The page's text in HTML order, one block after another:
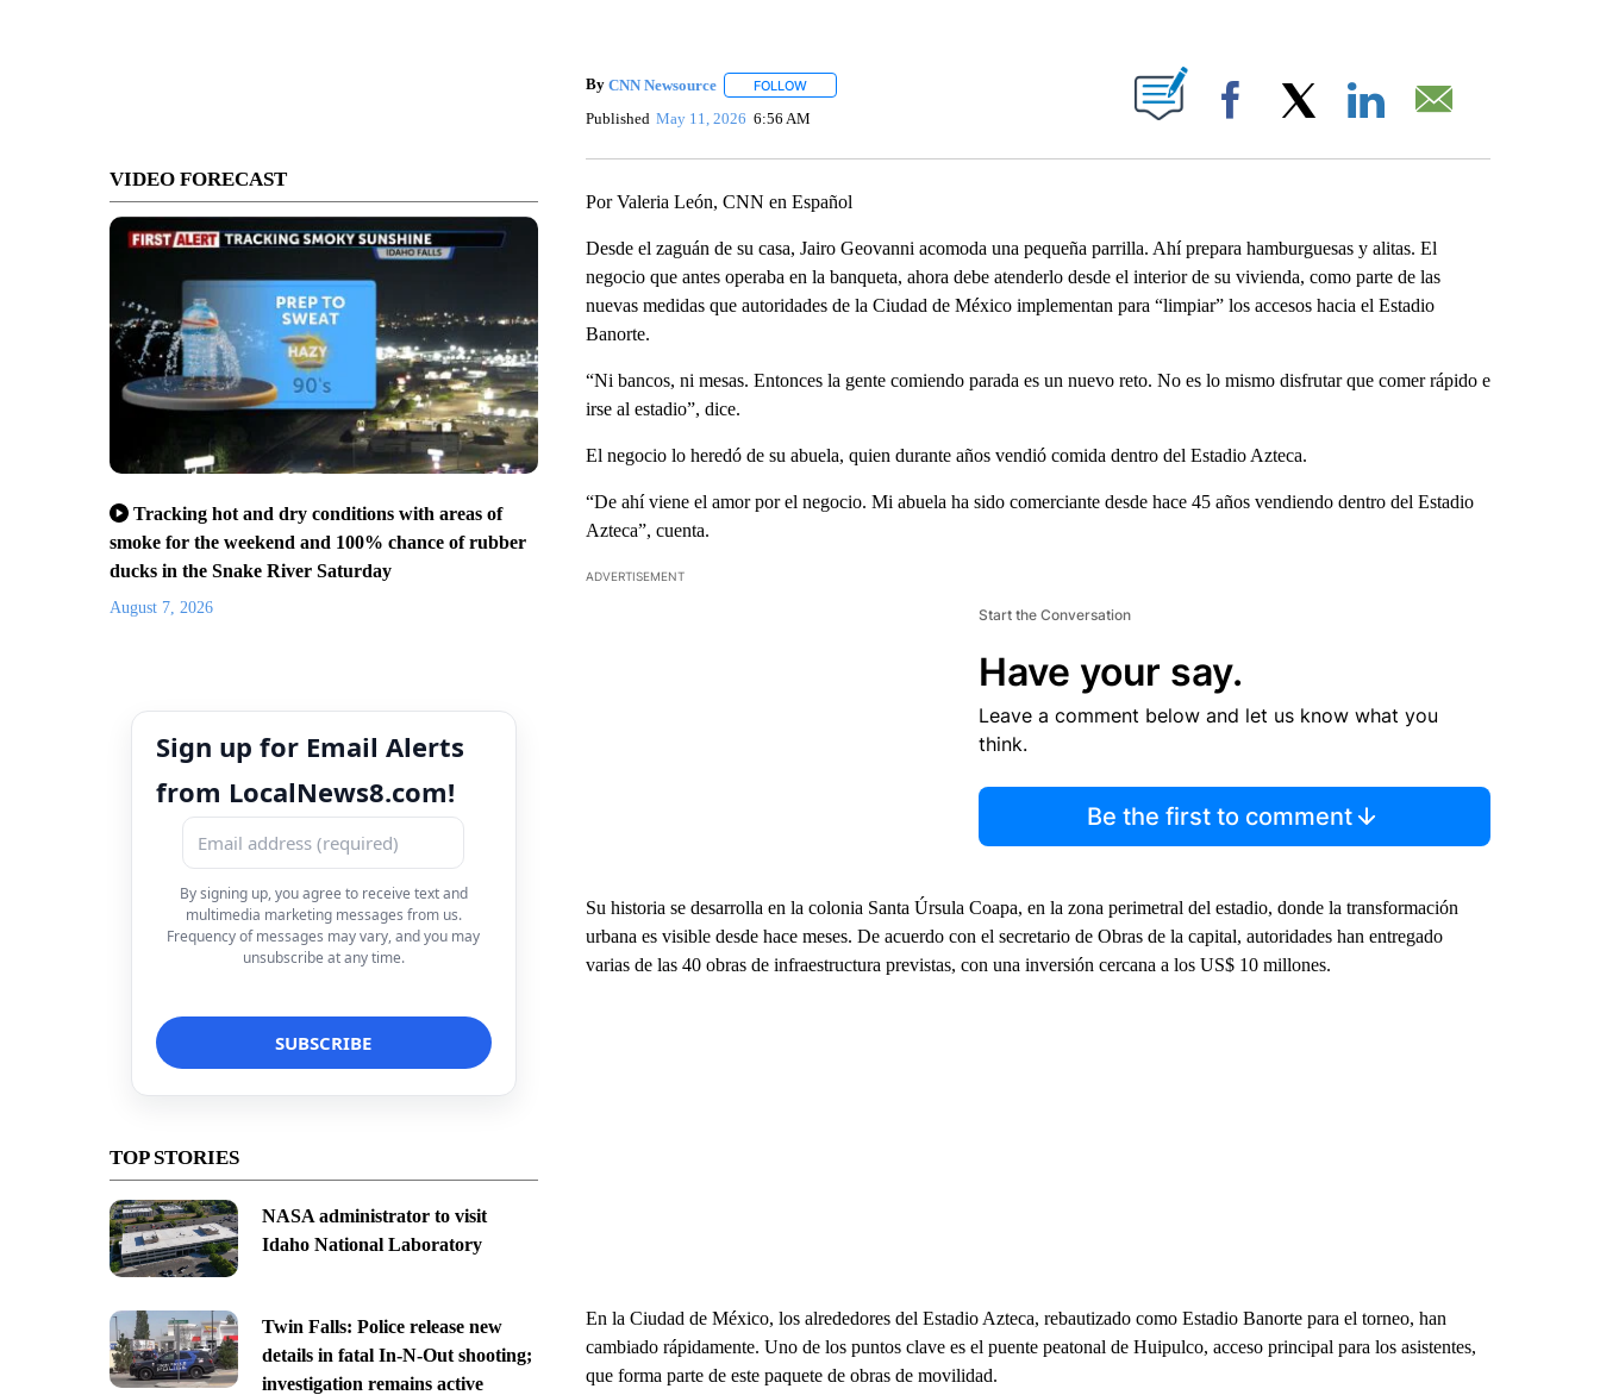
VIDEO FORECAST
Tracking hot and dry conditions with areas of
smoke for the weekend and 100% chance of rubber
ducks in the Snake River Saturday
August 7, 2026
Sign up for Email Alerts
from LocalNews8.com!
By signing up, you agree to receive text and
multimedia marketing messages from us.
Frequency of messages may vary, and you may
unsubscribe at any time.
TOP STORIES
NASA administrator to visit
Idaho National Laboratory
Twin Falls: Police release new
details in fatal In-N-Out shooting;
investigation remains active
By CNN Newsource FOLLOWFOLLOW "" TO RECEIVE NOTIFICATIONS ABOUT NEW PAGES ON "".
Published May 11, 2026 6:56 AM Facebook
Por Valeria León, CNN en Español
Desde el zaguán de su casa, Jairo Geovanni acomoda una pequeña parrilla. Ahí prepara hamburguesas y alitas. El
negocio que antes operaba en la banqueta, ahora debe atenderlo desde el interior de su vivienda, como parte de las
nuevas medidas que autoridades de la Ciudad de México implementan para “limpiar” los accesos hacia el Estadio
Banorte.
“Ni bancos, ni mesas. Entonces la gente comiendo parada es un nuevo reto. No es lo mismo disfrutar que comer rápido e
irse al estadio”, dice.
El negocio lo heredó de su abuela, quien durante años vendió comida dentro del Estadio Azteca.
“De ahí viene el amor por el negocio. Mi abuela ha sido comerciante desde hace 45 años vendiendo dentro del Estadio
Azteca”, cuenta.
ADVERTISEMENT
Start the Conversation
Have your say.
Leave a comment below and let us know what you
think.
Be the first to comment
Su historia se desarrolla en la colonia Santa Úrsula Coapa, en la zona perimetral del estadio, donde la transformación
urbana es visible desde hace meses. De acuerdo con el secretario de Obras de la capital, autoridades han entregado
varias de las 40 obras de infraestructura previstas, con una inversión cercana a los US$ 10 millones.
En la Ciudad de México, los alrededores del Estadio Azteca, rebautizado como Estadio Banorte para el torneo, han
cambiado rápidamente. Uno de los puntos clave es el puente peatonal de Huipulco, acceso principal para los asistentes,
que forma parte de este paquete de obras de movilidad.